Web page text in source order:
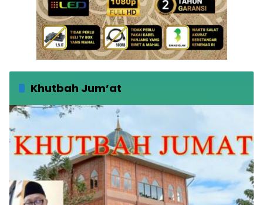
Khutbah Jum’at